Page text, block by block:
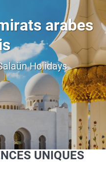
arabes
Holidays
UNIQUES